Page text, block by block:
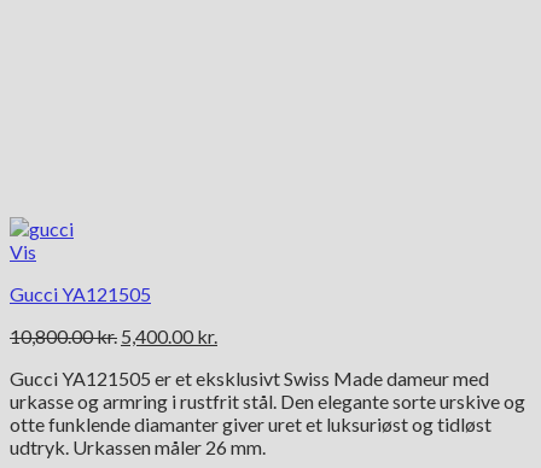
Vis
Gucci YA121505
10,800.00kr. Den
pris
var:
10,800.00 kr..
5,400.00 kr.
pris
er:
5,400.00 kr..
Gucci YA121505 er et eksklusivt Swiss Made dameur med
urkasse og armring i rustfrit stål. Den elegante sorte urskive og
otte funklende diamanter giver uret et luksuriøst og tidløst
udtryk. Urkassen måler 26 mm.